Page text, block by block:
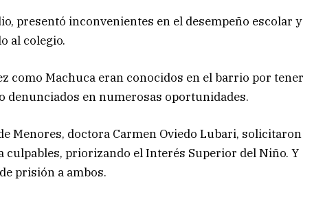
presentó inconvenientes en el desempeño escolar y
al colegio.
como Machuca eran conocidos en el barrio por tener
en numerosas oportunidades.
Menores, doctora Carmen Oviedo Lubari, solicitaron
culpables, priorizando el Interés Superior del Niño. Y
prisión a ambos.